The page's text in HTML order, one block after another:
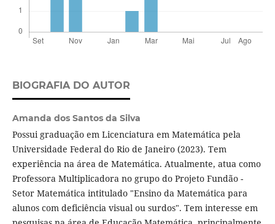
BIOGRAFIA DO AUTOR
Amanda dos Santos da Silva
Possui graduação em Licenciatura em Matemática pela
Universidade Federal do Rio de Janeiro (2023). Tem
experiência na área de Matemática. Atualmente, atua como
Professora Multiplicadora no grupo do Projeto Fundão -
Setor Matemática intitulado "Ensino da Matemática para
alunos com deficiência visual ou surdos". Tem interesse em